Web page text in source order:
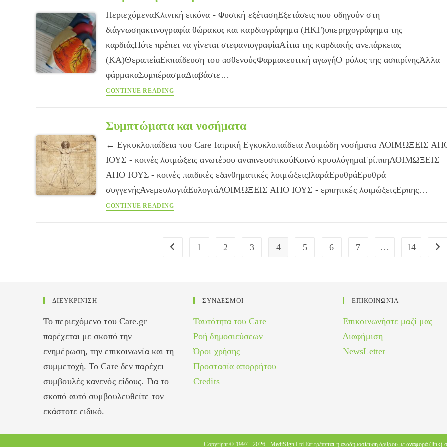
Διαφορές
και
αντιμετώπιση
ΠεριεχόμεναΚλινική εικόνα - Φυσική εξέτασηΕξετάσεις που οδηγούν στη
διάγνωσηακτινογραφία θώρακος και καρδιογράφημα (ΗΚΓ)υπερηχογράφημα της
καρδιάςΠότε πρέπει να γίνεται στεφανιογραφίαΑίτια της καρδιακής ανεπάρκειας
(ΚΑ)ΘεραπείαΕκπαίδευση του ασθενούςΦαρμακευτική αγωγήΟ ρόλος της ασπιρίνηςΆλλα
φάρμακαΣυμπέρασμαΔιαβάστε…
CONTINUE READING
Συμπτώματα και νοσήματα
← Εγκυκλοπαίδεια του Care Ιατρική Εγκυκλοπαίδεια Λοιμώδη νοσήματα ΛΟΙΜΩΞΕΙΣ
ΙΟΥΣ - κοινές λοιμώξεις ανωτέρου αναπνευστικούΚοινό κρυολόγημαΓρίππηΛΟΙΜΩΞΕΙΣ
ΑΠΟ ΙΟΥΣ - κοινές παιδικές εξανθηματικές λοιμώξειςΙλαράΕρυθράΕρυθρά
συγγενήςΑνεμευλογιάΕυλογιάΛΟΙΜΩΞΕΙΣ ΑΠΟ ΙΟΥΣ - ερπητικές λοιμώξειςΕρπης…
CONTINUE READING
Go to the previous page
1 2 3 4 5 6 7 … 14 Go
ΔΙΕΥΚΡΙΝΙΣΗ
Το περιεχόμενο του Care.gr
παρέχεται με σκοπό την
ενημέρωση, την επικοινωνία και τη
συμμετοχή. Το Care δεν παρέχει
συμβουλές κανενός είδους. Για το
σκοπό αυτό συμβουλευθείτε τον
εκάστοτε ειδικό.
ΣΥΝΔΕΣΜΟΙ
Ταυτότητα του Care
Ροή δημοσιεύσεων
Όροι χρήσης
Προστασία απορρήτου
Credits
ΕΠΙΚΟΙΝΩΝΙΑ
Επικοινωνήστε μαζί μας
Διαφήμιση
NewsLetter
Copyright © 1997 - 2026 -MediSign Ltd Επιτρέπεται η αναδημοσίευση άρθρου με αναφορά (link)